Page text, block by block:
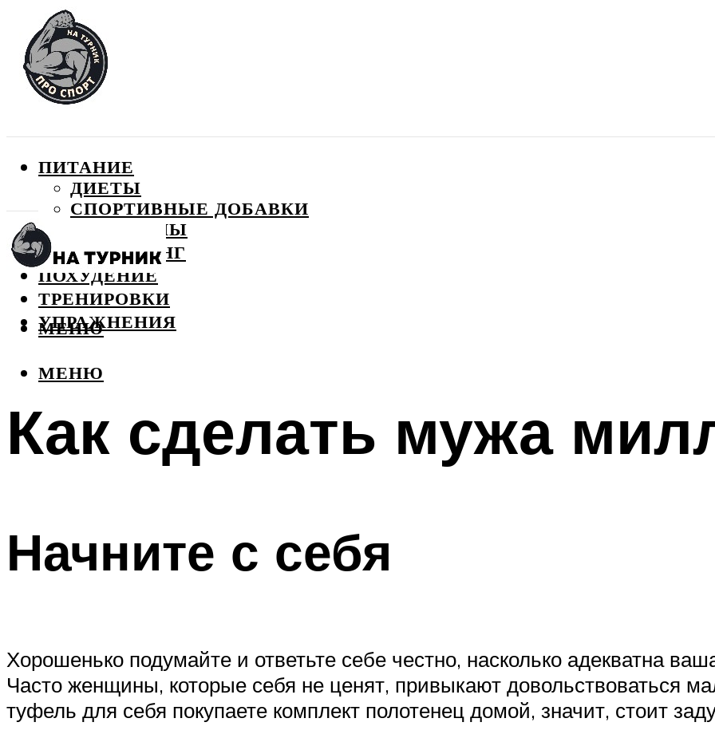
ПИТАНИЕ
ДИЕТЫ
СПОРТИВНЫЕ ДОБАВКИ
ВИТАМИНЫ
БОДИБИЛДИНГ
ПОХУДЕНИЕ
ТРЕНИРОВКИ
УПРАЖНЕНИЯ
МЕНЮ
МЕНЮ
Как сделать мужа
Начните с себя
Хорошенько подумайте и ответьте себе честно, насколько адекватна
Часто женщины, которые себя не ценят, привыкают довольствоваться
туфель для себя покупаете комплект полотенец домой, значит, стоит